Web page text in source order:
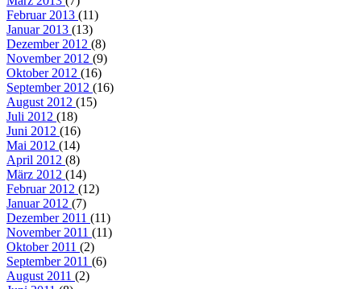
Februar 2013 (11)
Januar 2013 (13)
Dezember 2012 (8)
November 2012 (9)
Oktober 2012 (16)
September 2012 (16)
August 2012 (15)
Juli 2012 (18)
Juni 2012 (16)
Mai 2012 (14)
April 2012 (8)
März 2012 (14)
Februar 2012 (12)
Januar 2012 (7)
Dezember 2011 (11)
November 2011 (11)
Oktober 2011 (2)
September 2011 (6)
August 2011 (2)